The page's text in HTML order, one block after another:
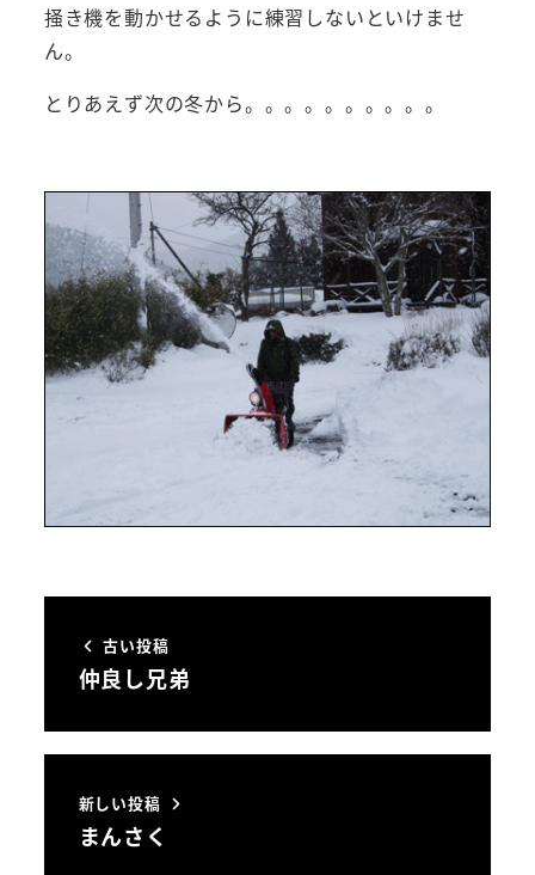
掻き機を動かせるように練習しないといけませ
ん。
とりあえず次の冬から。。。。。。。。。。
古い投稿
仲良し兄弟
新しい投稿
まんさく